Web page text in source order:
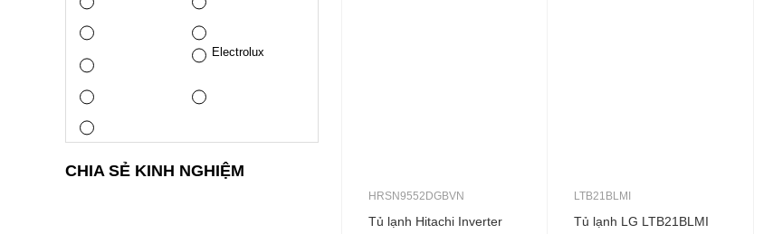
Electrolux
CHIA SẺ KINH NGHIỆM
HRSN9552DGBVN
Tủ lạnh Hitachi Inverter
LTB21BLMI
Tủ lạnh LG LTB21BLMI